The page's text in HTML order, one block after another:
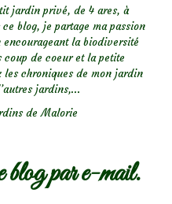
jardin privé, de 4 ares, à
blog, je partage ma passion
encourageant la biodiversité
de coeur et la petite
chroniques de mon jardin
jardins,...
de Malorie
blog par e-mail.